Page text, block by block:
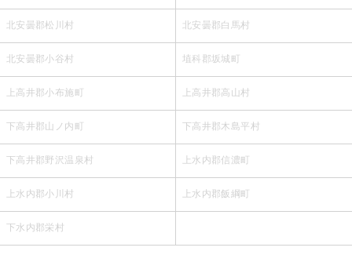
北安曇郡松川村 北安曇郡白馬村
北安曇郡小谷村 埴科郡坂城町
上高井郡小布施町 上高井郡高山村
下高井郡山ノ内町 下高井郡木島平村
下高井郡野沢温泉村 上水内郡信濃町
上水内郡小川村 上水内郡飯綱町
下水内郡栄村